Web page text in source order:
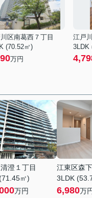
区南葛西７丁目
(70.52㎡)
万円
江戸
3LDK
澄１丁目
㎡)
万円
江東区森
3LDK
6,980万